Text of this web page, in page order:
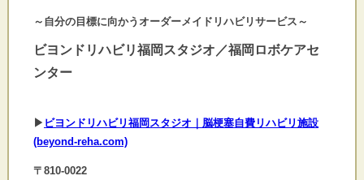
～自分の目標に向かうオーダーメイドリハビリサービス～
ビヨンドリハビリ福岡スタジオ／福岡ロボケアセ
ンター
▶ ビヨンドリハビリ福岡スタジオ｜脳梗塞自費リハビリ施設
(beyond-reha.com)
〒810-0022